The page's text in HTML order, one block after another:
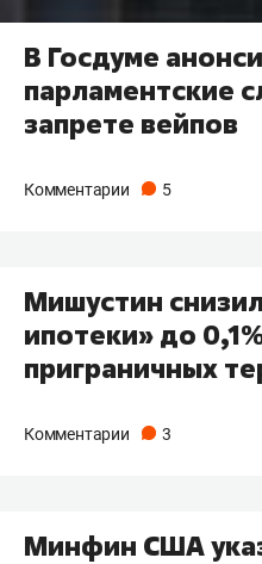
В Госдуме
парламентские
запрете вейпов
Комментарии 5
Мишустин
ипотеки» до
приграничных
Комментарии 3
Минфин США